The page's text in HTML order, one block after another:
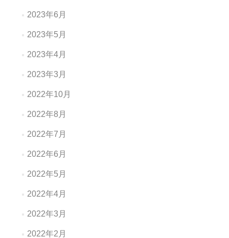
2023年6月
2023年5月
2023年4月
2023年3月
2022年10月
2022年8月
2022年7月
2022年6月
2022年5月
2022年4月
2022年3月
2022年2月